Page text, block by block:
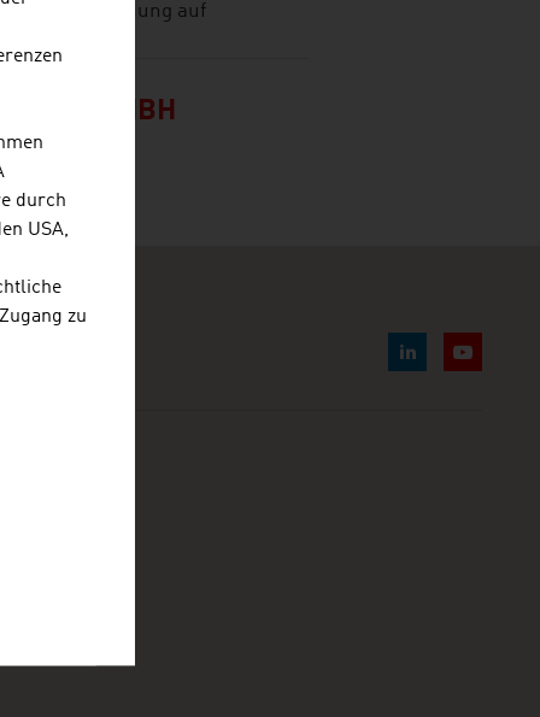
Spitzenforschung auf
GMBH
durch
USA,
zu